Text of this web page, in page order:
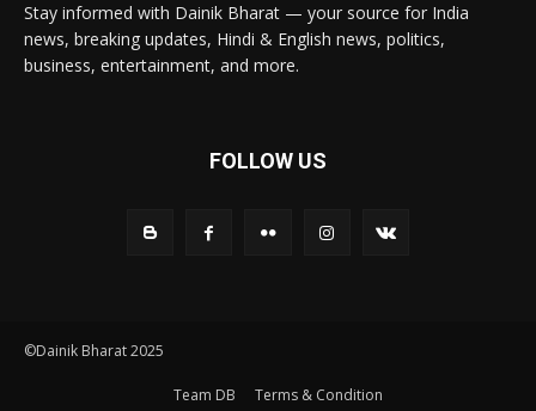
Stay informed with Dainik Bharat — your source for India
news, breaking updates, Hindi & English news, politics,
business, entertainment, and more.
FOLLOW US
©Dainik Bharat 2025
Team DB Terms & Condition